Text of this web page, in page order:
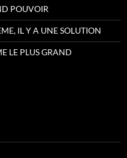
POUVOIR
IL Y A UNE SOLUTION
LE PLUS GRAND